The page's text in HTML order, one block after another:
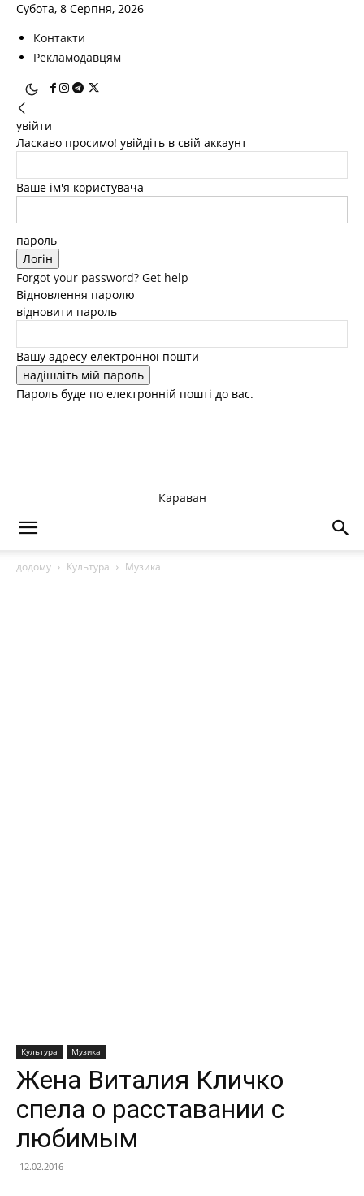
Субота, 8 Серпня, 2026
Контакти
Рекламодавцям
увійти
Ласкаво просимо! увійдіть в свій аккаунт
Ваше ім'я користувача
пароль
Forgot your password? Get help
Відновлення паролю
відновити пароль
Вашу адресу електронної пошти
Пароль буде по електронній пошті до вас.
Караван
додому Культура Музика
Культура Музика
Жена Виталия Кличко
спела о расставании с
любимым
12.02.2016